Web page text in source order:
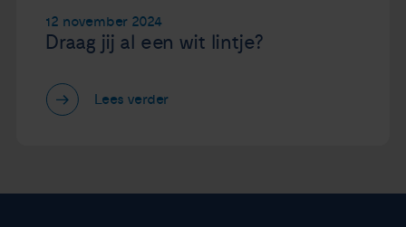
12 november 2024
Draag jij al een wit lintje?
Lees verder